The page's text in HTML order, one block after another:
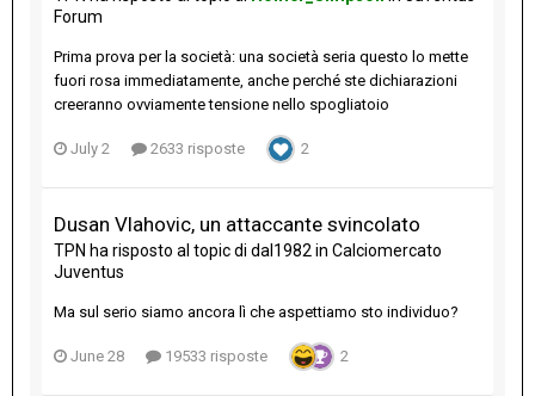
Forum
Prima prova per la società: una società seria questo lo mette
fuori rosa immediatamente, anche perché ste dichiarazioni
creeranno ovviamente tensione nello spogliatoio
July 2 2633 risposte 2
Dusan Vlahovic, un attaccante svincolato
TPN ha risposto al topic di dal1982 in Calciomercato
Juventus
Ma sul serio siamo ancora lì che aspettiamo sto individuo?
June 28 19533 risposte 2